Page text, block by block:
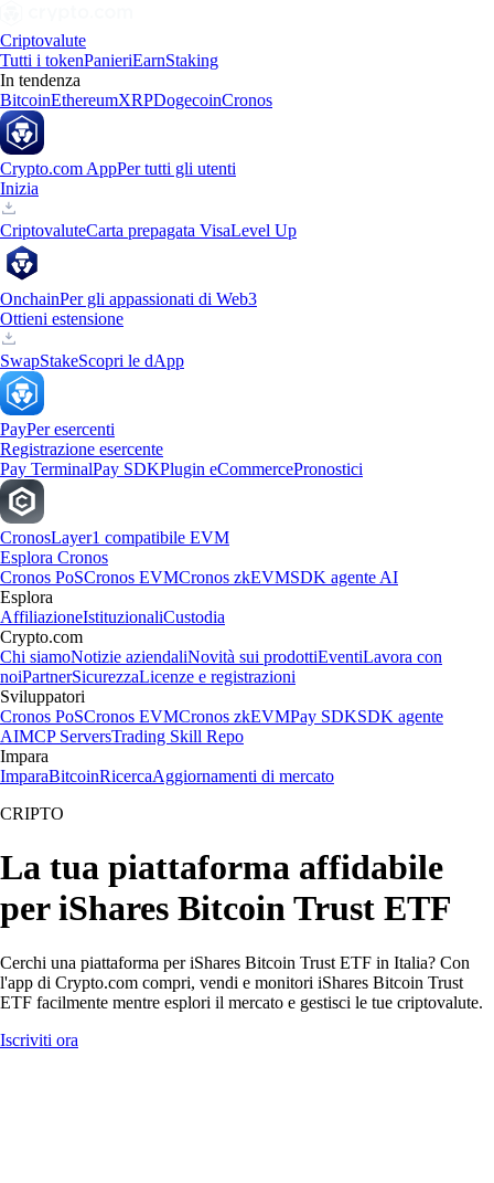
Criptovalute
Tutti i tokenPanieriEarnStaking
In tendenza
BitcoinEthereumXRPDogecoinCronos
Crypto.com AppPer tutti gli utenti
Inizia
CriptovaluteCarta prepagata VisaLevel Up
OnchainPer gli appassionati di Web3
Ottieni estensione
SwapStakeScopri le dApp
PayPer esercenti
Registrazione esercente
Pay TerminalPay SDKPlugin eCommercePronostici
CronosLayer1 compatibile EVM
Esplora Cronos
Cronos PoSCronos EVMCronos zkEVMSDK agente AI
Esplora
AffiliazioneIstituzionaliCustodia
Crypto.com
Chi siamoNotizie aziendaliNovità sui prodottiEventiLavora con
noiPartnerSicurezzaLicenze e registrazioni
Sviluppatori
Cronos PoSCronos EVMCronos zkEVMPay SDKSDK agente
AIMCP ServersTrading Skill Repo
Impara
ImparaBitcoinRicercaAggiornamenti di mercato
CRIPTO
La tua piattaforma affidabile
per iShares Bitcoin Trust ETF
Cerchi una piattaforma per iShares Bitcoin Trust ETF in Italia? Con
l'app di Crypto.com compri, vendi e monitori iShares Bitcoin Trust
ETF facilmente mentre esplori il mercato e gestisci le tue criptovalute.
Iscriviti ora